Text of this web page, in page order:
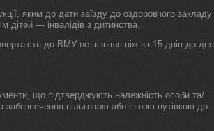
яким до дати заїзду до оздоровчого закладу
дітей — інвалідів з дитинства.
до ВМУ не пізніше ніж за 15 днів до дня
що підтверджують належність особи та/
забезпечення пільговою або іншою путівкою до